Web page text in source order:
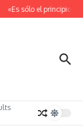
«Es sólo el principio»